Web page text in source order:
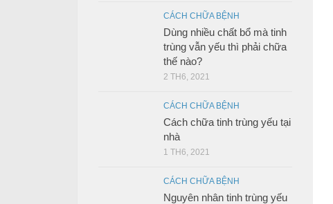
CÁCH CHỮA BỆNH
Dùng nhiều chất bổ mà tinh
trùng vẫn yếu thì phải chữa
thế nào?
2 TH6, 2021
CÁCH CHỮA BỆNH
Cách chữa tinh trùng yếu tại
nhà
1 TH6, 2021
CÁCH CHỮA BỆNH
Nguyên nhân tinh trùng yếu